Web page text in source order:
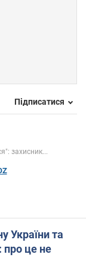
Підписатися
захисник...
України та
про це не